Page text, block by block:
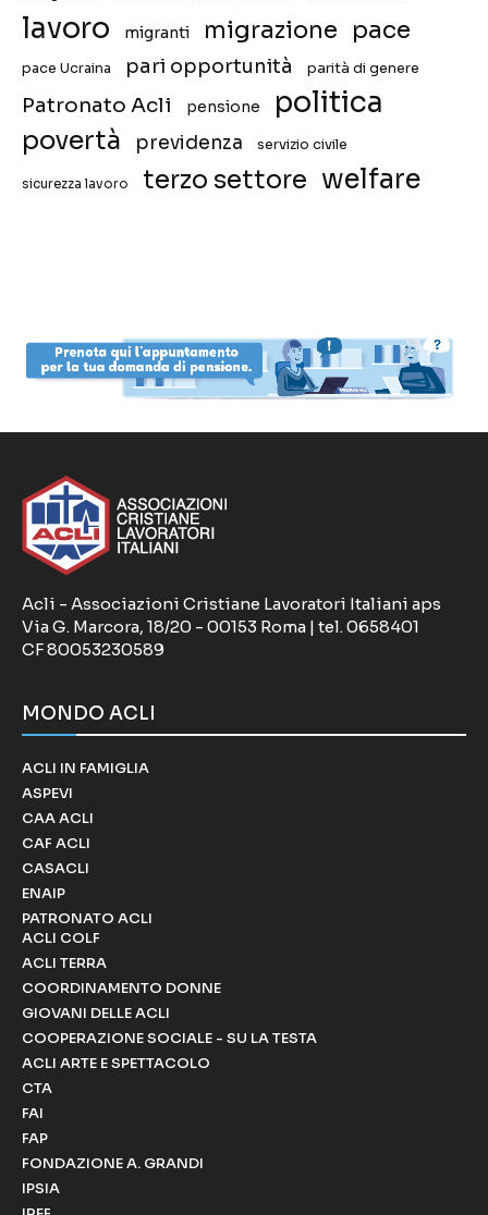
lavoro migranti migrazione pace
pace Ucraina pari opportunità parità di genere
Patronato Acli pensione politica
povertà previdenza servizio civile
sicurezza lavoro terzo settore welfare
Acli - Associazioni Cristiane Lavoratori Italiani aps
Via G. Marcora, 18/20 - 00153 Roma | tel. 0658401
CF 80053230589
MONDO ACLI
ACLI IN FAMIGLIA
ASPEVI
CAA ACLI
CAF ACLI
CASACLI
ENAIP
PATRONATO ACLI
ACLI COLF
ACLI TERRA
COORDINAMENTO DONNE
GIOVANI DELLE ACLI
COOPERAZIONE SOCIALE - SU LA TESTA
ACLI ARTE E SPETTACOLO
CTA
FAI
FAP
FONDAZIONE A. GRANDI
IPSIA